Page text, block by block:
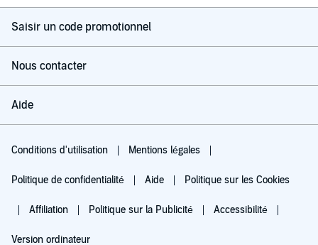
Saisir un code promotionnel
Nous contacter
Aide
Conditions d'utilisation Mentions légales
Politique de confidentialité Aide Politique sur les Cookies
Affiliation Politique sur la Publicité Accessibilité
Version ordinateur